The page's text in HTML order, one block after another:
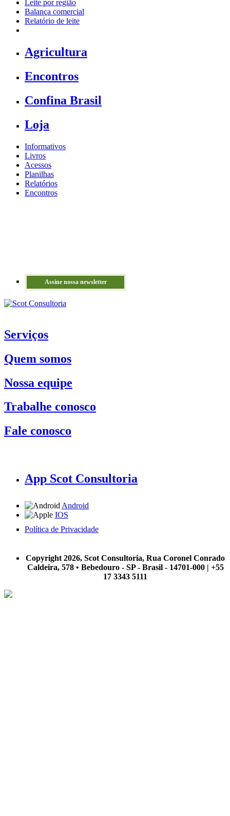
Leite por região
Balança comercial
Relatório de leite
Agricultura
Encontros
Confina Brasil
Loja
Informativos
Livros
Acessos
Planilhas
Relatórios
Encontros
Assine nossa newsletter
Serviços
Quem somos
Nossa equipe
Trabalhe conosco
Fale conosco
App Scot Consultoria
Android
IOS
Política de Privacidade
Copyright 2026, Scot Consultoria, Rua Coronel Conrado
Caldeira, 578 • Bebedouro - SP - Brasil - 14701-000 | +55
17 3343 5111